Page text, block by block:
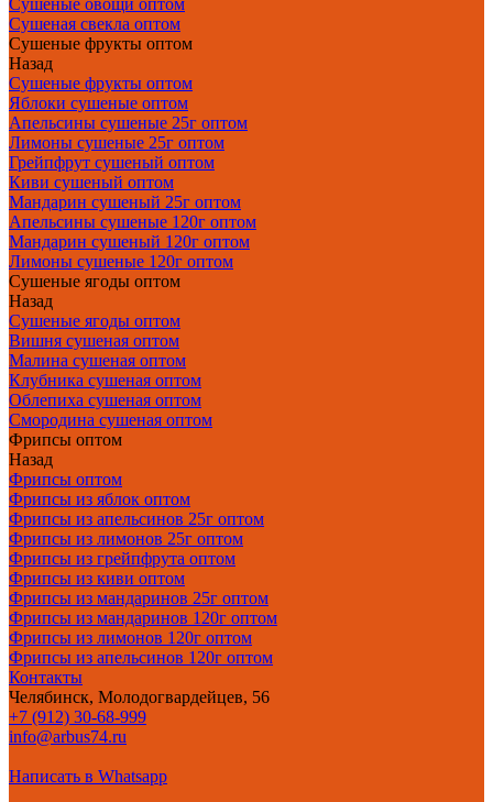
Сушеные овощи оптом
Сушеная свекла оптом
Сушеные фрукты оптом
Назад
Сушеные фрукты оптом
Яблоки сушеные оптом
Апельсины сушеные 25г оптом
Лимоны сушеные 25г оптом
Грейпфрут сушеный оптом
Киви сушеный оптом
Мандарин сушеный 25г оптом
Апельсины сушеные 120г оптом
Мандарин сушеный 120г оптом
Лимоны сушеные 120г оптом
Сушеные ягоды оптом
Назад
Сушеные ягоды оптом
Вишня сушеная оптом
Малина сушеная оптом
Клубника сушеная оптом
Облепиха сушеная оптом
Смородина сушеная оптом
Фрипсы оптом
Назад
Фрипсы оптом
Фрипсы из яблок оптом
Фрипсы из апельсинов 25г оптом
Фрипсы из лимонов 25г оптом
Фрипсы из грейпфрута оптом
Фрипсы из киви оптом
Фрипсы из мандаринов 25г оптом
Фрипсы из мандаринов 120г оптом
Фрипсы из лимонов 120г оптом
Фрипсы из апельсинов 120г оптом
Контакты
Челябинск, Молодогвардейцев, 56
+7 (912) 30-68-999
info@arbus74.ru
Написать в Whatsapp